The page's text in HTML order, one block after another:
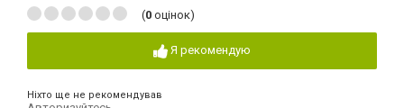
(0 оцінок)
Я рекомендую
Ніхто ще не рекомендував